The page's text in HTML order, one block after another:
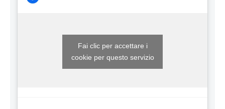
Fai clic per accettare i
cookie per questo servizio